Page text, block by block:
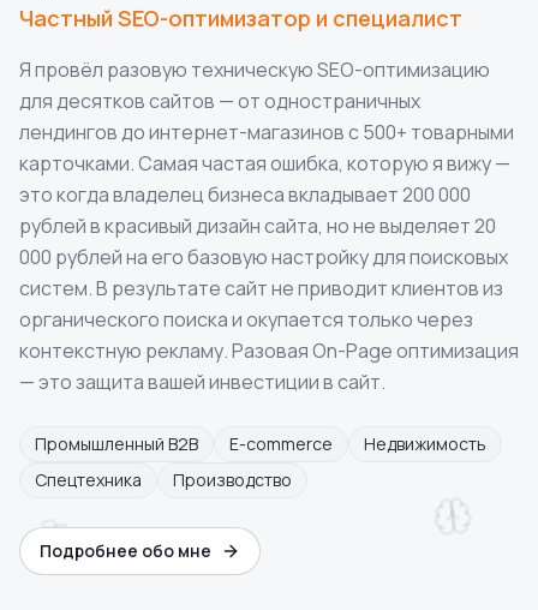
Частный SEO-оптимизатор и специалист
Я провёл разовую техническую SEO-оптимизацию
для десятков сайтов — от одностраничных
лендингов до интернет-магазинов с 500+ товарными
карточками. Самая частая ошибка, которую я вижу —
это когда владелец бизнеса вкладывает 200 000
рублей в красивый дизайн сайта, но не выделяет 20
000 рублей на его базовую настройку для поисковых
систем. В результате сайт не приводит клиентов из
органического поиска и окупается только через
контекстную рекламу. Разовая On-Page оптимизация
— это защита вашей инвестиции в сайт.
Промышленный B2B E-commerce
Недвижимость
Спецтехника
Производство
Подробнее обо мне